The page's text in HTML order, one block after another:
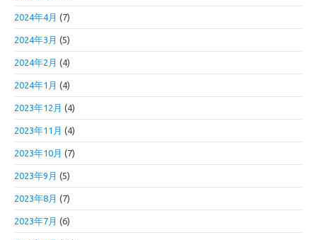
2024年4月 (7)
2024年3月 (5)
2024年2月 (4)
2024年1月 (4)
2023年12月 (4)
2023年11月 (4)
2023年10月 (7)
2023年9月 (5)
2023年8月 (7)
2023年7月 (6)